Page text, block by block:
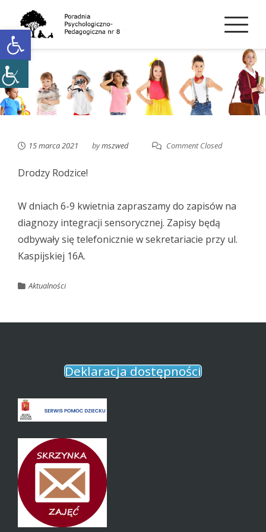
Open toolbar
content
15 marca 2021 bymszwed Comment Closed
Drodzy Rodzice!
W dniach 6-9 kwietnia zapraszamy do zapisów na
diagnozy integracji sensorycznej. Zapisy będą
odbywały się telefonicznie w sekretariacie przy ul.
Kaspijskiej 16A.
Aktualności
Deklaracja dostępności